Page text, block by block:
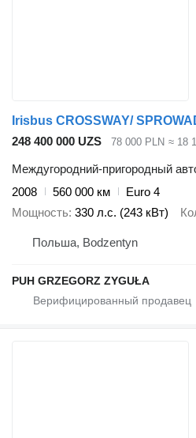
248 400 000 UZS 78 000 PLN ≈ 18
Междугородний-пригородный
2008
560 000 км
Euro 4
Мощность 330 л.с. (243 кВт)
Польша, Bodzentyn
PUH GRZEGORZ ZYGUŁA